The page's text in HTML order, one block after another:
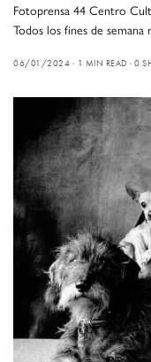
Fotoprensa 44 Centro
Todos los fines de
06/01/2024 1 MIN READ 0